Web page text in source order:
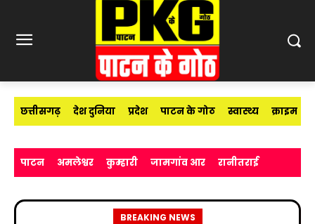
छत्तीसगढ़ देश दुनिया प्रदेश पाटन के गोठ स्वास्थ्य क्राइम
पाटन अमलेश्वर कुम्हारी जामगांव आर रानीतराई
BREAKING NEWS